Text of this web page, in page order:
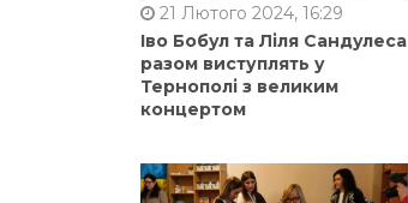
21 Лютого 2024, 16:29
Іво Бобул та Ліля Сандулеса
разом виступлять у
Тернополі з великим
концертом